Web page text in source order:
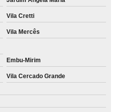
Vila Cretti
Vila Mercês
Embu-Mirim
Vila Cercado Grande